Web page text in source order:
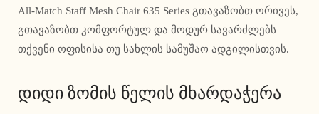
All-Match Staff Mesh Chair 635 Series გთავაზობთ ორივეს,
გთავაზობთ კომფორტულ და მოდურ სავარძლებს
თქვენი ოფისისა თუ სახლის სამუშაო ადგილისთვის.
დიდი ზომის წელის მხარდაჭერა